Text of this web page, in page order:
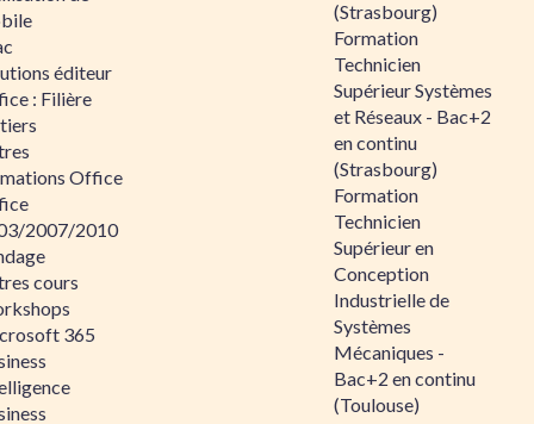
éditeur
: Filière
Office
2007/2010
cours
365
(Strasbourg)
Formation
Technicien
Supérieur Systèmes
et Réseaux - Bac+2
en continu
(Strasbourg)
Formation
Technicien
Supérieur en
Conception
Industrielle de
Systèmes
Mécaniques -
Bac+2 en continu
(Toulouse)